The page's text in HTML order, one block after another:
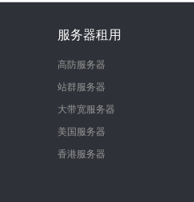
服务器租用
高防服务器
站群服务器
大带宽服务器
美国服务器
香港服务器